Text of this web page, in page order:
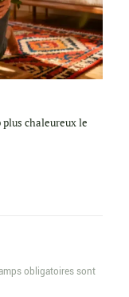
plus chaleureux le
obligatoires sont